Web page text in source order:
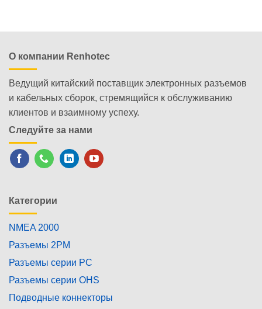
О компании Renhotec
Ведущий китайский поставщик электронных разъемов
и кабельных сборок, стремящийся к обслуживанию
клиентов и взаимному успеху.
Следуйте за нами
Категории
NMEA 2000
Разъемы 2PM
Разъемы серии PC
Разъемы серии OHS
Подводные коннекторы